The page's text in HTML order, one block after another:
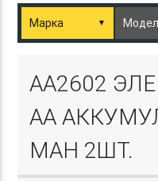
▼
AA2602
AA
MAH 2ШТ.